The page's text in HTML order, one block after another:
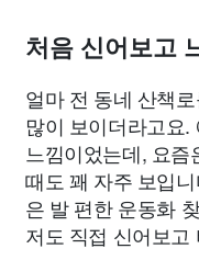
처음 신어보고
얼마 전 동네 산책
많이 보이더라고요
느낌이었는데, 요
때도 꽤 자주 보입
은 발 편한 운동화
저도 직접 신어보고